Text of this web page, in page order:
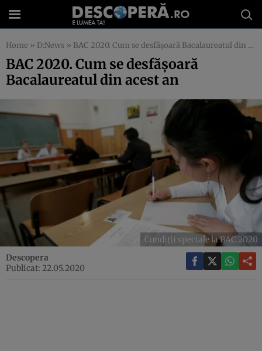
Home » D:News » BAC 2020. Cum se desfășoară Bacalaureatul din acest an
BAC 2020. Cum se desfășoară
Bacalaureatul din acest an
Condiții speciale la BAC 2020
Descopera
Publicat: 22.05.2020